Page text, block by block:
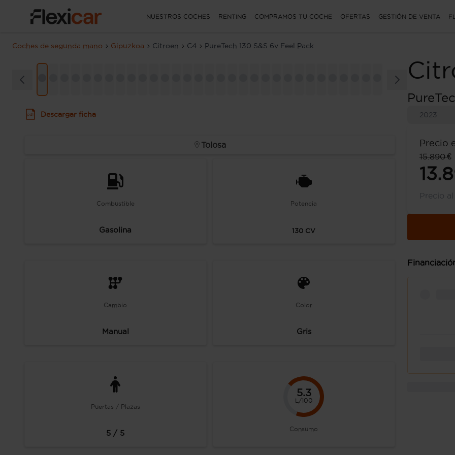
NUESTROS COCHES RENTING COMPRAMOS TU COCHE OFERTAS GESTIÓN DE VENTA
Coches de segunda mano Gipuzkoa Citroen C4 PureTech 130 S&S 6v Feel Pack
2023
Precio
15.890 €
Precio
Descargar ficha
Tolosa
Combustible
Gasolina
Potencia
130 CV
Cambio
Manual
Color
Gris
Puertas / Plazas
5 / 5
5.3
L/100
Consumo